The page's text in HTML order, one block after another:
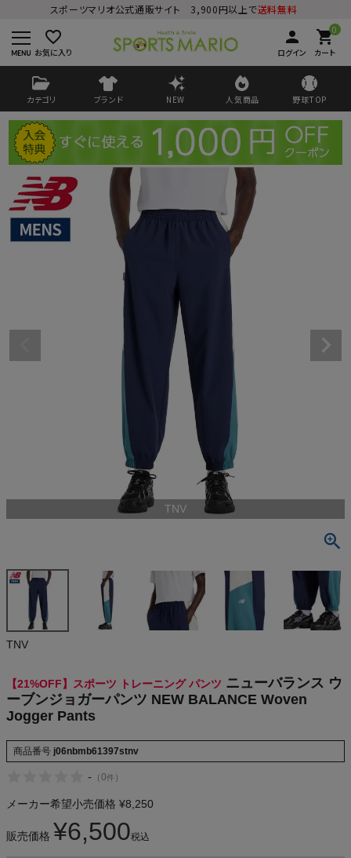
スポーツマリオ公式通販サイト 3,900円以上で送料無料
favorite_border
お気に入り
person
ログイン
0
shopping_cart
カート
カテゴリ ブランド NEW 人気商品 野球TOP
ログイン
ようこそ ゲスト 様
商品が見つからない方はこちら
ツ NEW BAL
ANCE Wove
n Jogger Pa
nts
(税込)
On
THE NORTH FACE
NIKE
CHUMS
HOKA
もっと見る
TNV
TNV
【21%OFF】スポーツ トレーニング パンツ ニューバランス ウ
ーブンジョガーパンツ NEW BALANCE Woven
Jogger Pants
商品番号 j06nbmb61397stnv
- （0件 ）
メーカー希望小売価格 ¥8,250
販売価格 ¥6,500税込